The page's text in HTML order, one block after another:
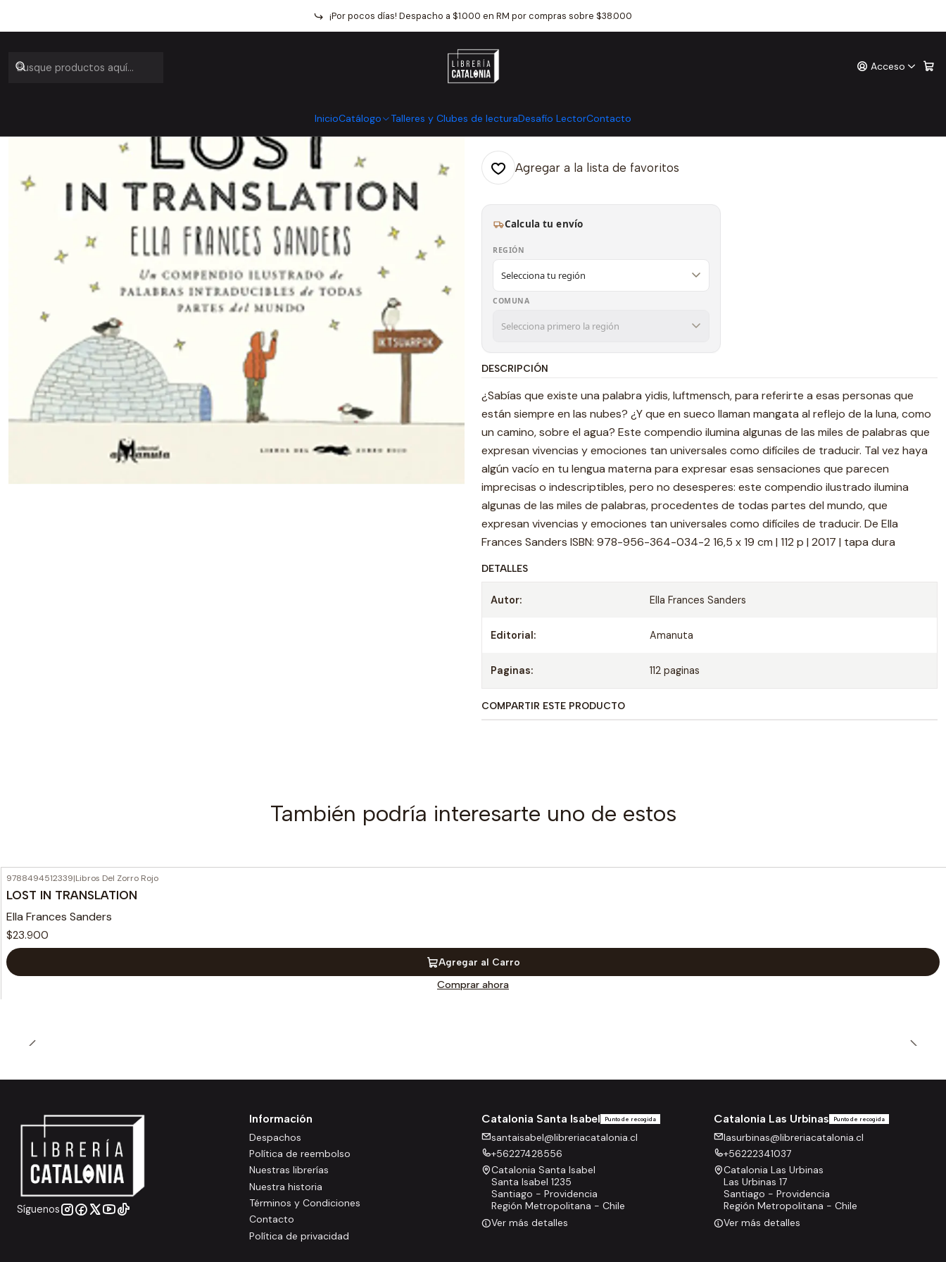
Acceso
InicioCatálogo Talleres y Clubes de lecturaDesafío LectorContacto
¡Por pocos días! Despacho a $1.000 en RM por compras sobre $38.000
Catálogo Otros Comics Y Novela Grafica Lost In Translation (Amanuta)
|
Lost In Translation (Amanuta)
Mostrar stock de ubicaciones
Agregar a la lista de favoritos
Calcula tu envío
REGIÓN
COMUNA
DESCRIPCIÓN
¿Sabías que existe una palabra yidis, luftmensch, para referirte a esas personas que
están siempre en las nubes? ¿Y que en sueco llaman mangata al reflejo de la luna, como
un camino, sobre el agua? Este compendio ilumina algunas de las miles de palabras que
expresan vivencias y emociones tan universales como difíciles de traducir. Tal vez haya
algún vacío en tu lengua materna para expresar esas sensaciones que parecen
imprecisas o indescriptibles, pero no desesperes: este compendio ilustrado ilumina
algunas de las miles de palabras, procedentes de todas partes del mundo, que
expresan vivencias y emociones tan universales como difíciles de traducir. De Ella
Frances Sanders ISBN: 978-956-364-034-2 16,5 x 19 cm | 112 p | 2017 | tapa dura
DETALLES
Autor: Ella Frances Sanders
Editorial: Amanuta
Paginas: 112 paginas
COMPARTIR ESTE PRODUCTO
También podría interesarte uno de estos
9788494512339|Libros Del Zorro Rojo
LOST IN TRANSLATION
Ella Frances Sanders
$23.900
Agregar al Carro
Comprar ahora
Síguenos
Información
Despachos
Política de reembolso
Nuestras librerías
Nuestra historia
Términos y Condiciones
Contacto
Política de privacidad
Catalonia Santa Isabel Punto de recogida
santaisabel@libreriacatalonia.cl
+56227428556
Catalonia Santa Isabel
Santa Isabel 1235
Santiago - Providencia
Región Metropolitana - Chile
Ver más detalles
Catalonia Las Urbinas Punto de recogida
lasurbinas@libreriacatalonia.cl
+56222341037
Catalonia Las Urbinas
Las Urbinas 17
Santiago - Providencia
Región Metropolitana - Chile
Ver más detalles